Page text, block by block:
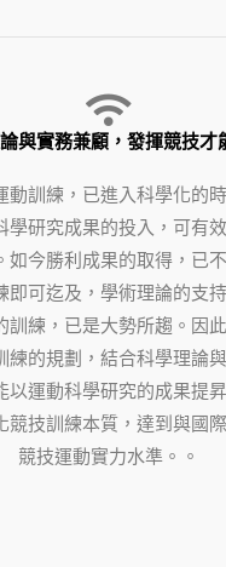
與實務兼顧，發揮競技才
動訓練，已進入科學化的
學研究成果的投入，可有
如今勝利成果的取得，已
即可迄及，學術理論的支
訓練，已是大勢所趨。因
練的規劃，結合科學理論
以運動科學研究的成果提
競技訓練本質，達到與國
競技運動實力水準。。